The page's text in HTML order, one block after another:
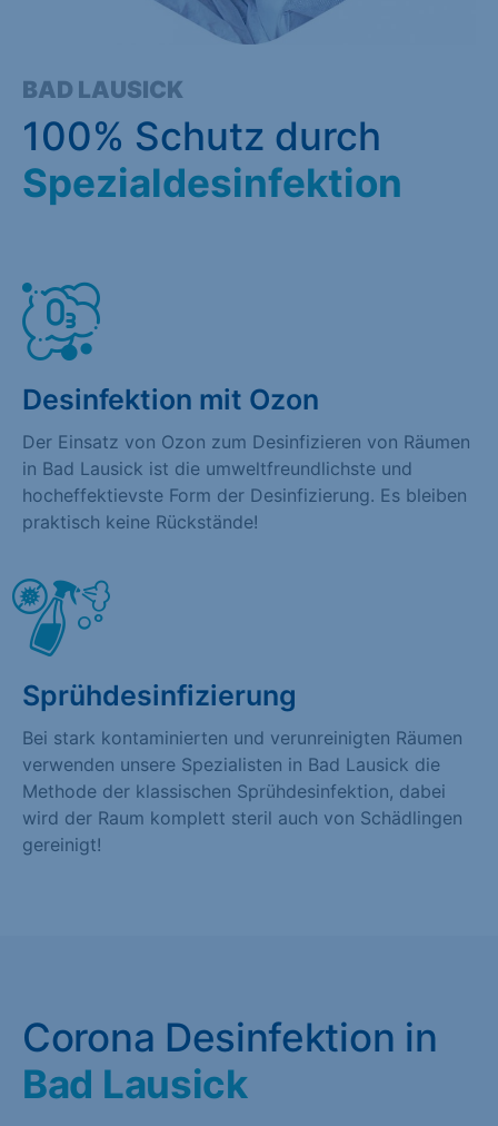
BAD LAUSICK
100% Schutz durch
Spezialdesinfektion
Desinfektion mit Ozon
Der Einsatz von Ozon zum Desinfizieren von Räumen
in Bad Lausick ist die umweltfreundlichste und
hocheffektievste Form der Desinfizierung. Es bleiben
praktisch keine Rückstände!
Sprühdesinfizierung
Bei stark kontaminierten und verunreinigten Räumen
verwenden unsere Spezialisten in Bad Lausick die
Methode der klassischen Sprühdesinfektion, dabei
wird der Raum komplett steril auch von Schädlingen
gereinigt!
Corona Desinfektion in
Bad Lausick